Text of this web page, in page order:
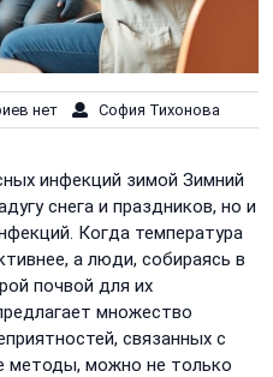
нет София Тихонова
инфекций зимой Зимний
снега и праздников, но и
Когда температура
а люди, собираясь в
почвой для их
множество
связанных с
методы, можно не только